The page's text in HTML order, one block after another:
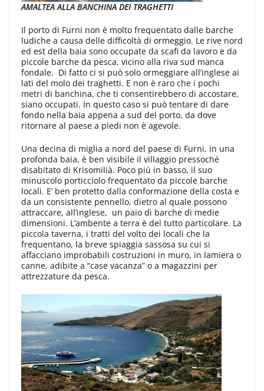
AMALTEA ALLA BANCHINA DEI TRAGHETTI
Il porto di Furni non è molto frequentato dalle barche
ludiche a causa delle difficoltà di ormeggio. Le rive nord
ed est della baia sono occupate da scafi da lavoro e da
piccole barche da pesca, vicino alla riva sud manca
fondale. Di fatto ci si può solo ormeggiare all’inglese ai
lati del molo dei traghetti. E non è raro che i pochi
metri di banchina, che ti consentirebbero di accostare,
siano occupati. In questo caso si può tentare di dare
fondo nella baia appena a sud del porto, da dove
ritornare al paese a piedi non è agevole.
Una decina di miglia a nord del paese di Furni, in una
profonda baia, è ben visibile il villaggio pressoché
disabitato di Krisomilià. Poco più in basso, il suo
minuscolo porticciolo frequentato da piccole barche
locali. E’ ben protetto dalla conformazione della costa e
da un consistente pennello, dietro al quale possono
attraccare, all’inglese, un paio di barche di medie
dimensioni. L’ambente a terra è del tutto particolare. La
piccola taverna, i tratti del volto dei locali che la
frequentano, la breve spiaggia sassosa su cui si
affacciano improbabili costruzioni in muro, in lamiera o
canne, adibite a “case vacanza” o a magazzini per
attrezzature da pesca.